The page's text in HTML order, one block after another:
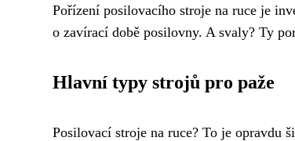
Pořízení posilovacího stroje na ruce je
o zavírací době posilovny. A svaly? Ty
Hlavní typy strojů pro paže
Posilovací stroje na ruce? To je opravdu